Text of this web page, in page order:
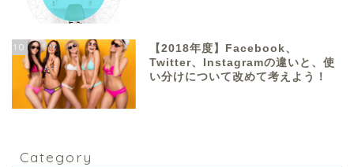
10
【2018年度】Facebook、
Twitter、Instagramの違いと、使
い分けについて改めて考えよう！
Category